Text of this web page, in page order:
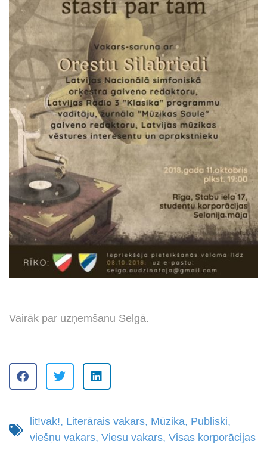
Vairāk par uzņemšanu Selgā.
lit!vak!, Literārais vakars, Mūzika, Publiski,
viešņu vakars, Viesu vakars, Visas korporācijas